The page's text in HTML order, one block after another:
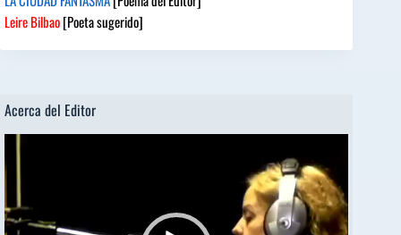
Leire Bilbao[Poeta sugerido]
Acerca del Editor
de
vídeo